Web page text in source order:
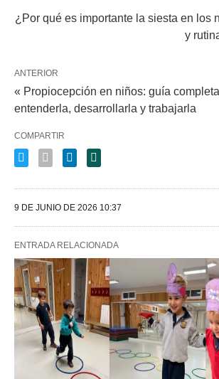
¿Por qué es importante la siesta en los
y
ANTERIOR
« Propiocepción en niños: guía
entenderla, desarrollarla y trabajarla
COMPARTIR
9 DE JUNIO DE 2026 10:37
ENTRADA RELACIONADA